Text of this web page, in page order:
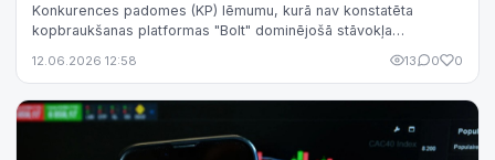
Konkurences padomes (KP) lēmumu, kurā nav konstatēta
kopbraukšanas platformas "Bolt" dominējošā stāvokļa
12.06.2026 12:58 13 0 0